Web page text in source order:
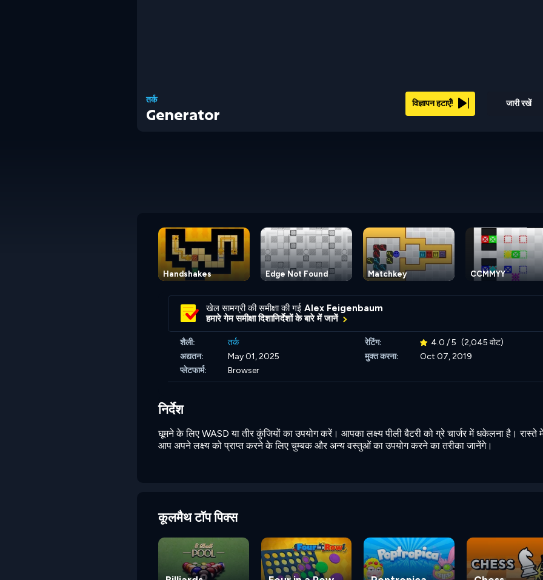
जारी रखें
विज्ञापन हटाएँ!
तर्क
Generator
Handshakes Edge Not Found Matchkey CCMMYY
खेल सामग्री की समीक्षा की गई Alex Feigenbaum
हमारे गेम समीक्षा दिशानिर्देशों के बारे में जानें
शैली: तर्क रेटिंग: 4.0 / 5 (2,045 वोट)
अद्यतन:
May 01, 2025 मुक्त करना:
Oct 07, 2019
प्लेटफार्म:
Browser
निर्देश
घूमने के लिए WASD या तीर कुंजियों का उपयोग करें। आपका लक्ष्य पीली बैटरी को ग्रे चार्जर में धकेलना है। रास्ते
आप अपने लक्ष्य को प्राप्त करने के लिए चुम्बक और अन्य वस्तुओं का उपयोग करने का तरीका जानेंगे।
कूलमैथ टॉप पिक्स